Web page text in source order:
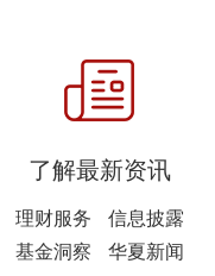
了解最新资讯
理财服务
信息披露
基金洞察
华夏新闻